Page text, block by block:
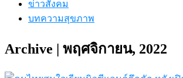
ข่าวสังคม
บทความสุขภาพ
Archive | พฤศจิกายน, 2022